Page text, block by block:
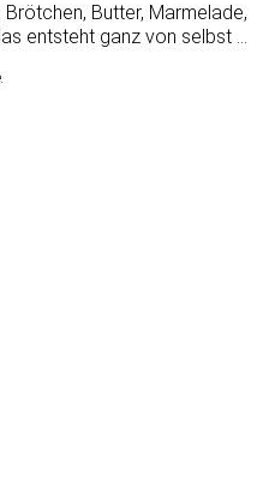
Butter, Marmelade,
entsteht ganz von selbst ...